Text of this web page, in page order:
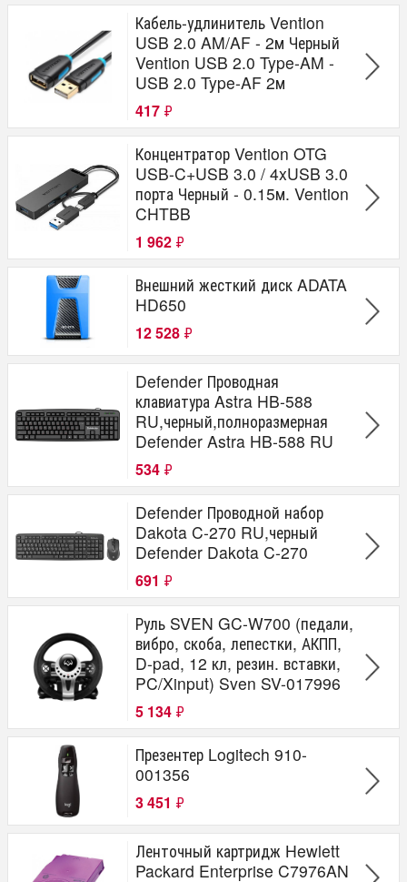
Кабель-удлинитель Vention
USB 2.0 AM/AF - 2м Черный
Vention USB 2.0 Type-AM -
USB 2.0 Type-AF 2м
417 ₽
Концентратор Vention OTG
USB-C+USB 3.0 / 4xUSB 3.0
порта Черный - 0.15м. Vention
CHTBB
1 962 ₽
Внешний жесткий диск ADATA
HD650
12 528 ₽
Defender Проводная
клавиатура Astra HB-588
RU,черный,полноразмерная
Defender Astra HB-588 RU
534 ₽
Defender Проводной набор
Dakota C-270 RU,черный
Defender Dakota C-270
691 ₽
Руль SVEN GC-W700 (педали,
вибро, скоба, лепестки, АКПП,
D-pad, 12 кл, резин. вставки,
PC/Xinput) Sven SV-017996
5 134 ₽
Презентер Logitech 910-
001356
3 451 ₽
Ленточный картридж Hewlett
Packard Enterprise C7976AN